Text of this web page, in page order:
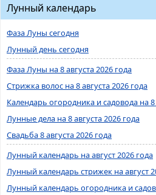
Лунный календарь
Фаза Луны сегодня
Лунный день сегодня
Фаза Луны на 8 августа 2026 года
Стрижка волос на 8 августа 2026 года
Календарь огородника и садовода на 8
Лунные дела на 8 августа 2026 года
Свадьба 8 августа 2026 года
Лунный календарь на август 2026 года
Лунный календарь стрижек на август
Лунный календарь огородника и